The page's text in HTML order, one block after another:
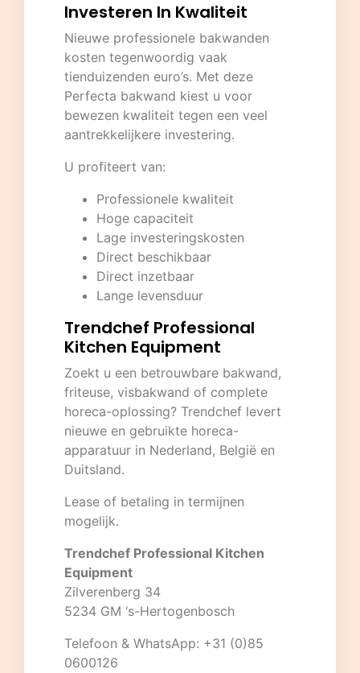
Investeren In Kwaliteit
Nieuwe professionele bakwanden
kosten tegenwoordig vaak
tienduizenden euro’s. Met deze
Perfecta bakwand kiest u voor
bewezen kwaliteit tegen een veel
aantrekkelijkere investering.
U profiteert van:
Professionele kwaliteit
Hoge capaciteit
Lage investeringskosten
Direct beschikbaar
Direct inzetbaar
Lange levensduur
Trendchef Professional
Kitchen Equipment
Zoekt u een betrouwbare bakwand,
friteuse, visbakwand of complete
horeca-oplossing? Trendchef levert
nieuwe en gebruikte horeca-
apparatuur in Nederland, België en
Duitsland.
Lease of betaling in termijnen
mogelijk.
Trendchef Professional Kitchen
Equipment
Zilverenberg 34
5234 GM ‘s-Hertogenbosch
Telefoon & WhatsApp: +31 (0)85
0600126